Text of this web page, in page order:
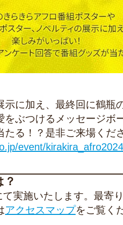
に加え、最終回に鶴瓶
ぶつけるメッセージボ
る！？是非ご来場くだ
event/
て実施いたします。最寄
アクセスマップをご覧く